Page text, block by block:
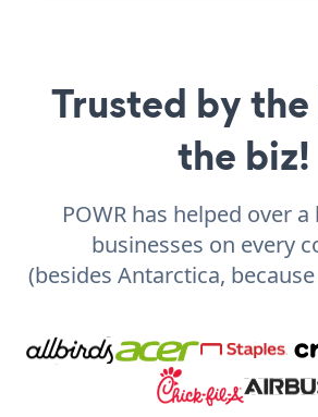
Trusted by
the biz!
POWR has helped over
businesses on every
(besides Antarctica,